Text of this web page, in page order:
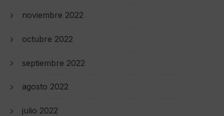
noviembre 2022
octubre 2022
septiembre 2022
agosto 2022
julio 2022